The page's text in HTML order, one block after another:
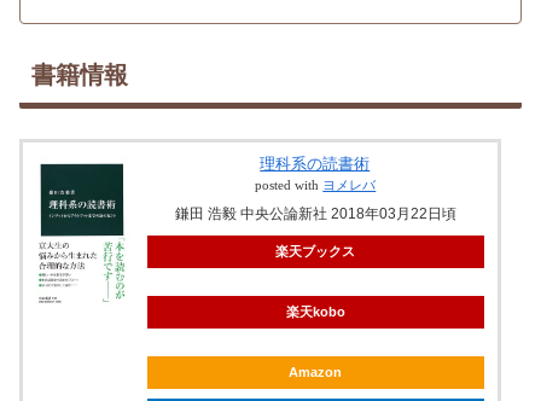
書籍情報
理科系の読書術
posted with ヨメレバ
鎌田 浩毅 中央公論新社 2018年03月22日頃
楽天ブックス
楽天kobo
Amazon